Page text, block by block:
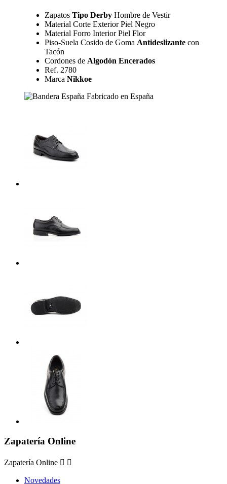
Zapatos Tipo Derby Hombre de Vestir
Material Corte Exterior Piel Negro
Material Forro Interior Piel Flor
Piso-Suela Cosido de Goma Antideslizante con
Tacón
Cordones de Algodón Encerados
Ref. 2780
Marca Nikkoe
Fabricado en España
Zapatería Online
Zapatería Online  
Novedades